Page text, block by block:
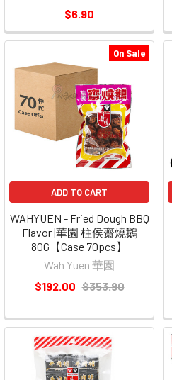
$6.90
On Sale
ADD TO CART
WAHYUEN - Fried Dough BBQ
Flavor |華園 柱侯齋燒鵝
80G【Case 70pcs】
Wah Yuen 華園
$192.00 $353.90